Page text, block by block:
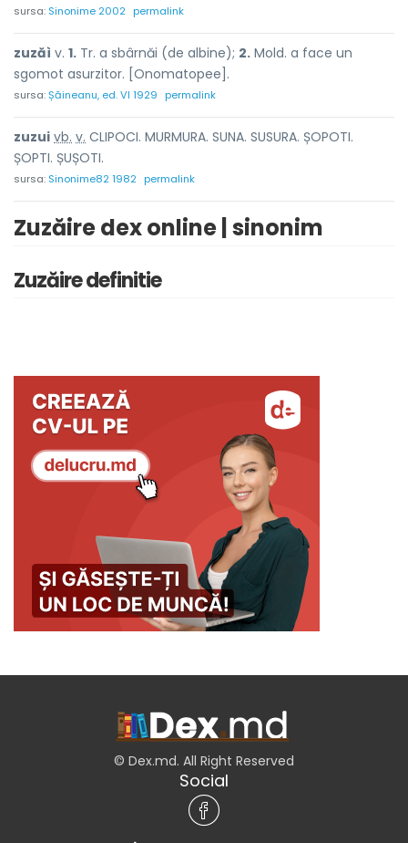
sursa: Sinonime 2002 permalink
zuzăì v. 1. Tr. a sbârnăi (de albine); 2. Mold. a face un
sgomot asurzitor. [Onomatopee].
sursa:Șăineanu, ed. VI 1929 permalink
zuzui vb. v. CLIPOCI. MURMURA. SUNA. SUSURA. ȘOPOTI.
ȘOPTI. ȘUȘOTI.
sursa: Sinonime82 1982 permalink
Zuzăire dex online | sinonim
Zuzăire definitie
© Dex.md. All Right Reserved
Social